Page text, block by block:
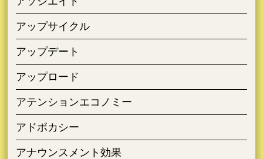
アップサイクル
アップデート
アップロード
アテンションエコノミー
アドボカシー
アナウンスメント効果